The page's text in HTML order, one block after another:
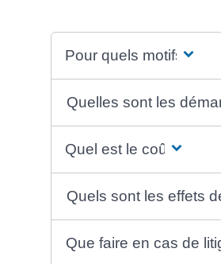
Pour quels motifs ?
Quelles sont les
Quel est le coût ?
Quels sont les effets
Que faire en cas de